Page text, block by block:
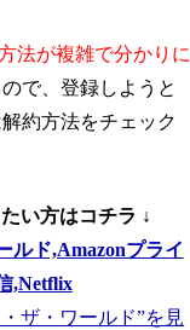
法が複雑で分かりに
で、登録しようと
約方法をチェック
い方はコチラ ↓
ザ・ワールド”を見